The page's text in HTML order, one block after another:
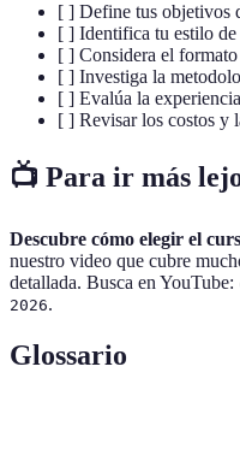
[ ] Define tus objetivos
[ ] Identifica tu estilo de
[ ] Considera el
[ ] Investiga la
[ ] Evalúa la
[ ] Revisar los costos y
📺 Para ir más
Descubre cómo elegir el
nuestro video que cubre
detallada. Busca en YouTube:
2026.
Glossario